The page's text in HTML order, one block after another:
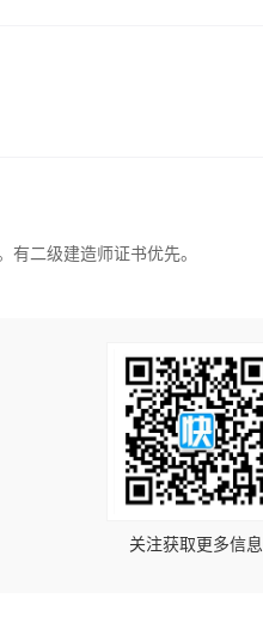
二级建造师证书优先。
关注获取更多信息